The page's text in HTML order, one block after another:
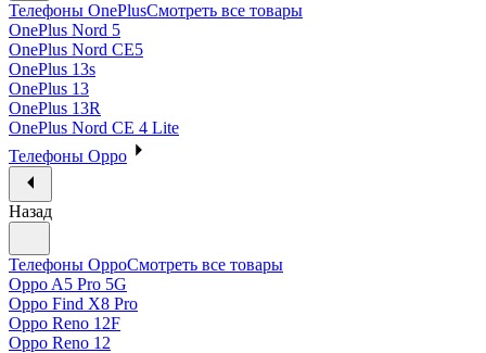
Телефоны OnePlusСмотреть все товары
OnePlus Nord 5
OnePlus Nord CE5
OnePlus 13s
OnePlus 13
OnePlus 13R
OnePlus Nord CE 4 Lite
Телефоны Oppo
Назад
Телефоны OppoСмотреть все товары
Oppo A5 Pro 5G
Oppo Find X8 Pro
Oppo Reno 12F
Oppo Reno 12